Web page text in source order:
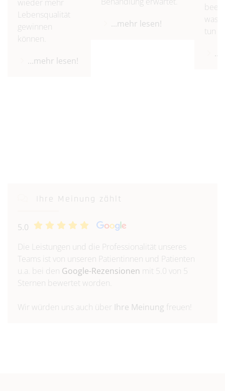
wieder mehr
Lebensqualität
gewinnen
können.
...mehr lesen!
...mehr lesen!
was
tun
Ihre Meinung zählt
5.0
Die Leistungen und die Professionalität unseres
Teams ist von unseren Patientinnen und Patienten
u.a. bei den Google-Rezensionen mit 5.0 von 5
Sternen bewertet worden.
Wir würden uns auch über Ihre Meinung freuen!